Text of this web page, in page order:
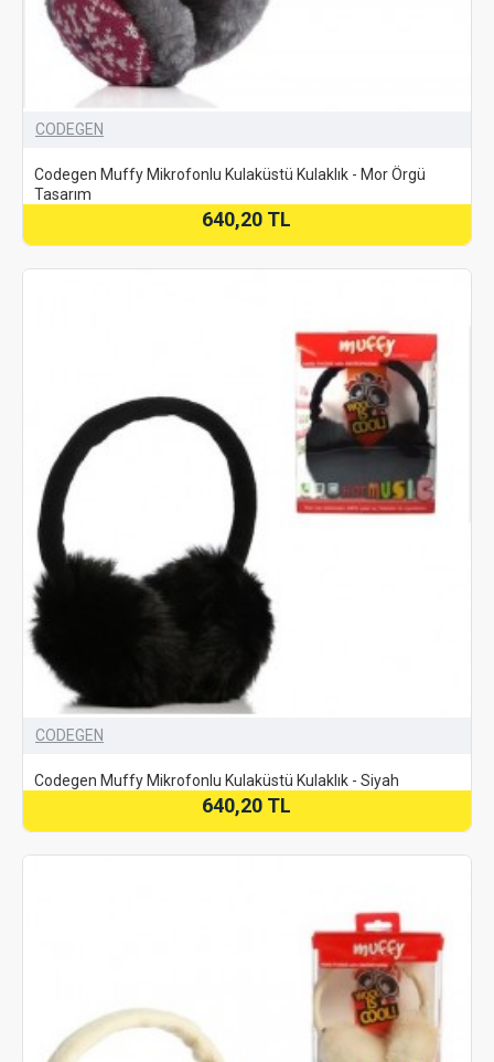
CODEGEN
Codegen Muffy Mikrofonlu Kulaküstü Kulaklık - Mor Örgü
Tasarım
640,20 TL
CODEGEN
Codegen Muffy Mikrofonlu Kulaküstü Kulaklık - Siyah
640,20 TL